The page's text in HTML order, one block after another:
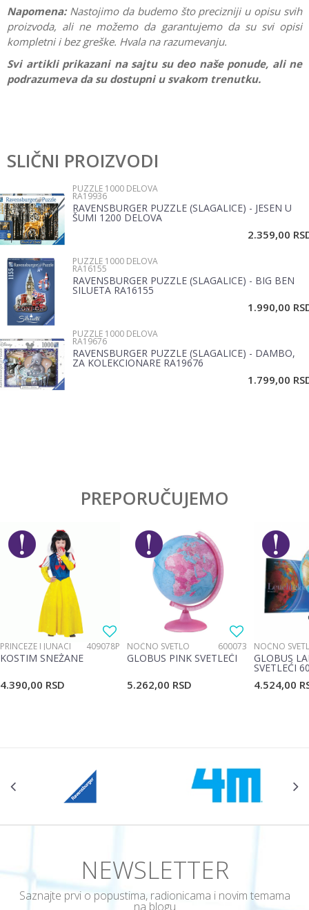
Napomena: Nastojimo da budemo što precizniji u opisu svih
proizvoda, ali ne možemo da garantujemo da su svi opisi
kompletni i bez greške. Hvala na razumevanju.
Svi artikli prikazani na sajtu su deo naše ponude, ali ne
podrazumeva da su dostupni u svakom trenutku.
Brend
Pol
Ime/Nadimak
Email
Poruka
POŠALJI
SLIČNI PROIZVODI
PUZZLE 1000 DELOVA
RA19936
RAVENSBURGER PUZZLE (SLAGALICE) - JESEN U
ŠUMI 1200 DELOVA
2.359,00
PUZZLE 1000 DELOVA
RA16155
RAVENSBURGER PUZZLE (SLAGALICE) - BIG BEN
SILUETA RA16155
1.990,00
PUZZLE 1000 DELOVA
RA19676
RAVENSBURGER PUZZLE (SLAGALICE) - DAMBO,
ZA KOLEKCIONARE RA19676
1.799,00
PREPORUČUJEMO
PRINCEZE I JUNACI 409078P
KOSTIM SNEŽANE
4.390,00 RSD
NOĆNO SVETLO 600073
GLOBUS PINK SVETLEĆI
5.262,00 RSD
NOĆNO
GLOBUS
SVETLEĆI
4.524,00
NEWSLETTER
Saznajte prvi o popustima, radionicama i novim temama
na blogu